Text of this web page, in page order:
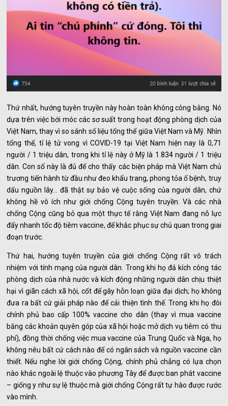
Thứ nhất, hướng tuyên truyền này hoàn toàn không công bằng. Nó
dựa trên việc bới móc các sơ suất trong hoạt động phòng dịch của
Việt Nam, thay vì so sánh số liệu tổng thể giữa Việt Nam và Mỹ. Nhìn
tổng thể, tỉ lệ tử vong vì COVID-19 tại Việt Nam hiện nay là 0,71
người / 1 triệu dân, trong khi tỉ lệ này ở Mỹ là 1.834 người / 1 triệu
dân. Con số này là đủ để cho thấy các biện pháp mà Việt Nam chủ
trương tiến hành từ đầu như đeo khẩu trang, phong tỏa ổ bệnh, truy
dấu nguồn lây… đã thật sự bảo vệ cuộc sống của người dân, chứ
không hề vô ích như giới chống Cộng tuyên truyền. Và các nhà
chống Cộng cũng bỏ qua một thực tế rằng Việt Nam đang nỗ lực
đẩy nhanh tốc độ tiêm vaccine, để khắc phục sự chủ quan trong giai
đoạn trước.
Thứ hai, hướng tuyên truyền của giới chống Cộng rất vô trách
nhiệm với tính mạng của người dân. Trong khi họ đả kích công tác
phòng dịch của nhà nước và kích động những người dân chịu thiệt
hại vì giãn cách xã hội, cốt để gây hỗn loạn giữa đại dịch; họ không
đưa ra bất cứ giải pháp nào để cải thiện tình thế. Trong khi họ đòi
chính phủ bao cấp 100% vaccine cho dân (thay vì mua vaccine
bằng các khoản quyên góp của xã hội hoặc mở dịch vụ tiêm có thu
phí), đồng thời chống việc mua vaccine của Trung Quốc và Nga, họ
không nêu bất cứ cách nào để có ngân sách và nguồn vaccine cần
thiết. Nếu nghe lời giới chống Cộng, chính phủ chẳng có lựa chọn
nào khác ngoài lệ thuộc vào phương Tây để được ban phát vaccine
– giống y như sự lệ thuộc mà giới chống Cộng rất tự hào được rước
vào mình.